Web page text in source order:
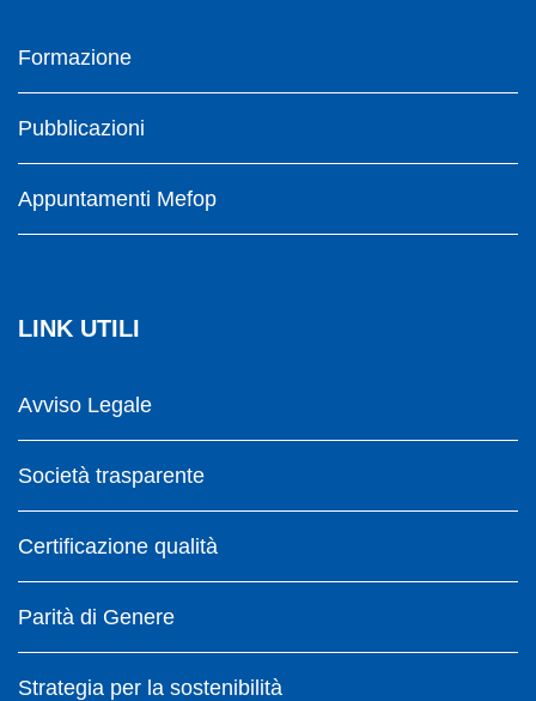
Formazione
Pubblicazioni
Appuntamenti Mefop
LINK UTILI
Avviso Legale
Società trasparente
Certificazione qualità
Parità di Genere
Strategia per la sostenibilità